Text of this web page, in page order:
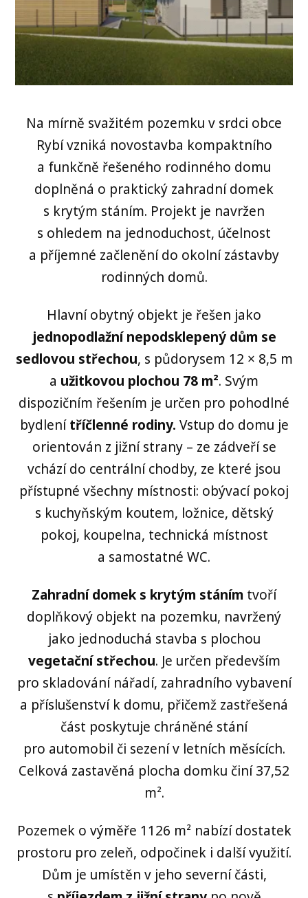
Na mírně svažitém pozemku v srdci obce
Rybí vzniká novostavba kompaktního
a funkčně řešeného rodinného domu
doplněná o praktický zahradní domek
s krytým stáním. Projekt je navržen
s ohledem na jednoduchost, účelnost
a příjemné začlenění do okolní zástavby
rodinných domů.
Hlavní obytný objekt je řešen jako
jednopodlažní nepodsklepený dům se
sedlovou střechou, s půdorysem 12 × 8,5 m
a užitkovou plochou 78 m². Svým
dispozičním řešením je určen pro pohodlné
bydlenítříčlenné rodiny. Vstup do domu je
orientován z jižní strany – ze zádveří se
vchází do centrální chodby, ze které jsou
přístupné všechny místnosti: obývací pokoj
s kuchyňským koutem, ložnice, dětský
pokoj, koupelna, technická místnost
a samostatné WC.
Zahradní domek s krytým stáním tvoří
doplňkový objekt na pozemku, navržený
jako jednoduchá stavba s plochou
vegetační střechou. Je určen především
pro skladování nářadí, zahradního vybavení
a příslušenství k domu, přičemž zastřešená
část poskytuje chráněné stání
pro automobil či sezení v letních měsících.
Celková zastavěná plocha domku činí 37,52
m².
Pozemek o výměře 1126 m² nabízí dostatek
prostoru pro zeleň, odpočinek i další využití.
Dům je umístěn v jeho severní části,